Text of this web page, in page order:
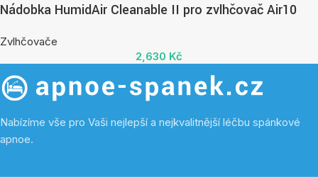
Nádobka HumidAir Cleanable II pro zvlhčovač Air10
Zvlhčovače
2,630 Kč
Nabízíme vše pro Vaši nejlepší a nejkvalitnější léčbu spánkové
apnoe.